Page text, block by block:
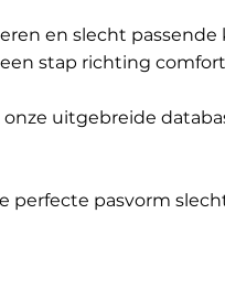
en slecht
stap richting
uitgebreide
perfecte pasvorm